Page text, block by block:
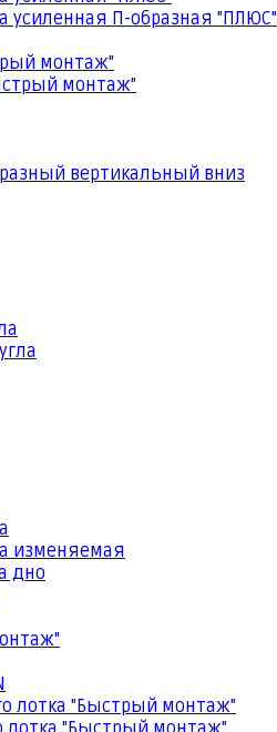
усиленная П-образная "ПЛЮС"
монтаж"
монтаж"
вертикальный вниз
изменяемая
дно
лотка "Быстрый монтаж"